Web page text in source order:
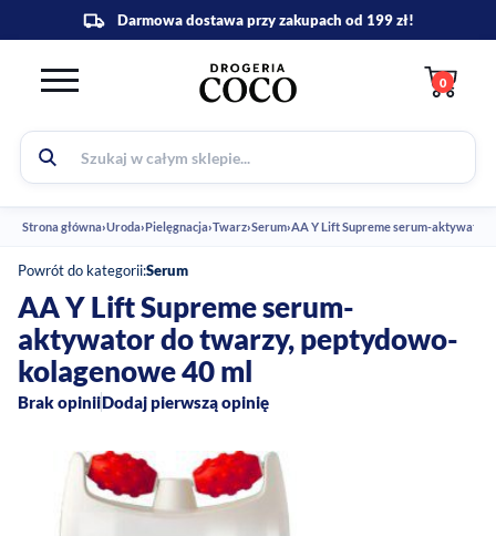
0
Strona główna›Uroda›Pielęgnacja›Twarz›Serum›AA Y Lift Supreme serum-aktywator
Powrót do kategorii:Serum
AA Y Lift Supreme serum-
aktywator do twarzy, peptydowo-
kolagenowe 40 ml
Brak opiniiDodaj pierwszą opinię